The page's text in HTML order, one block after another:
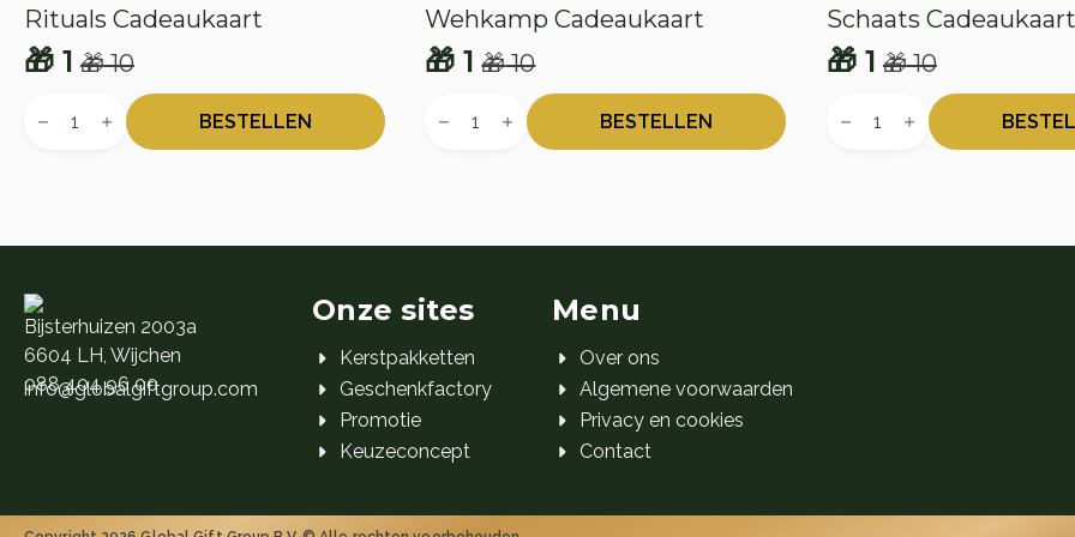
Rituals Cadeaukaart
🎁10
Oorspronkelijke
prijs
🎁 1
Huidige
prijs
Cadeaukaart
BESTELLEN
Wehkamp Cadeaukaart
🎁10
Oorspronkelijke
prijs
🎁 1
Huidige
prijs
Cadeaukaart
BESTELLEN
Schaats Cadeaukaart
🎁10
Oorspronkelijke
prijs
🎁1
Huidige
prijs
Cadeaukaart
Bijsterhuizen 2003a
6604 LH, Wijchen
088 404 96 00
info@globalgiftgroup.com
Onze sites
Kerstpakketten
Geschenkfactory
Promotie
Keuzeconcept
Menu
Over ons
Algemene voorwaarden
Privacy en cookies
Contact